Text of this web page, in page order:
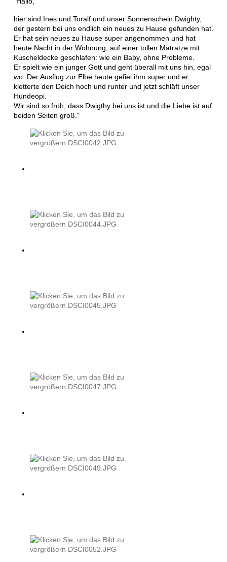
hier sind Ines und Toralf und unser Sonnenschein Dwighty,
der gestern bei uns endlich ein neues zu Hause gefunden hat.
Er hat sein neues zu Hause super angenommen und hat
heute Nacht in der Wohnung, auf einer tollen Matratze mit
Kuscheldecke geschlafen: wie ein Baby, ohne Probleme.
Er spielt wie ein junger Gott und geht überall mit uns hin, egal
wo. Der Ausflug zur Elbe heute gefiel ihm super und er
kletterte den Deich hoch und runter und jetzt schläft unser
Hundeopi.
Wir sind so froh, dass Dwigthy bei uns ist und die Liebe ist auf
beiden Seiten groß."